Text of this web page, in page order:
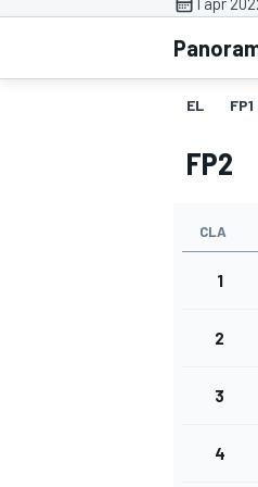
MOTOGP
EL FP1
FP2
CLA
1
2
3
4